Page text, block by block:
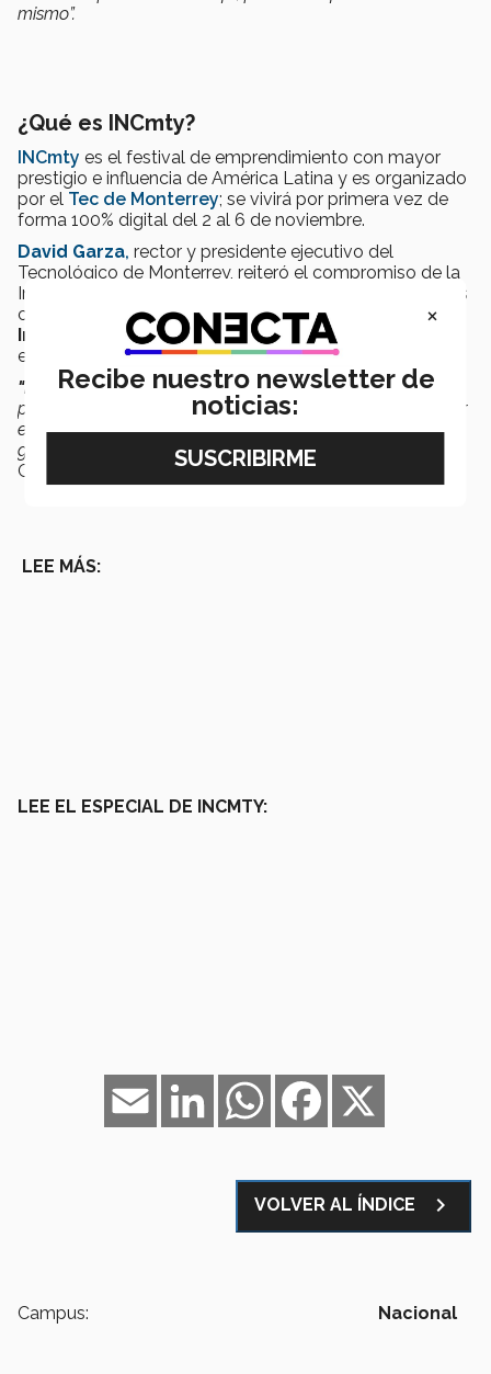
mismo”.
¿Qué es INCmty?
INCmty es el festival de emprendimiento con mayor
prestigio e influencia de América Latina y es organizado
por el Tec de Monterrey; se vivirá por primera vez de
forma 100% digital del 2 al 6 de noviembre.
David Garza, rector y presidente ejecutivo del
Tecnológico de Monterrey, reiteró el compromiso de la
Institución por consolidarse como una casa de estudios
con las tres Íes:Investigación, Innovación e
Internacionalización , a pesar de los retos que ofrece
el escenario actual.
"El Tec refrenda su vocación emprendedora, que es
parte de su ADN, en estos momentos donde es vital tener
en mente que los tiempos desafiantes constituyen
grandes oportunidades para el emprendimiento”,
Garza.
LEE MÁS:
LEE EL ESPECIAL DE INCMTY:
Facebook
WhatsApp
LinkedIn
Email
VOLVER AL ÍNDICE navigate_next
Campus: Nacional
×
Recibe nuestro newsletter de
noticias: